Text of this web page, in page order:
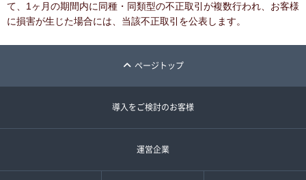
て、1ヶ月の期間内に同種・同類型の不正取引が複数行われ、お客様
に損害が生じた場合には、当該不正取引を公表します。
ページトップ
導入をご検討のお客様
運営企業